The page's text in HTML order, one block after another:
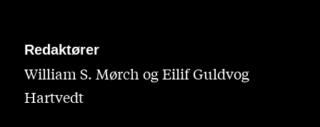
Redaktører
William S. Mørch og Eilif Guldvog
Hartvedt